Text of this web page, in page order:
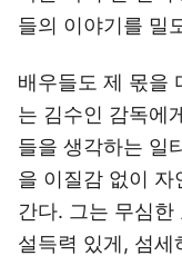
들의 이야기를 밀
배우들도 제 몫을
는 김수인 감독에
들을 생각하는 일
을 이질감 없이
간다. 그는 무심
설득력 있게, 섬